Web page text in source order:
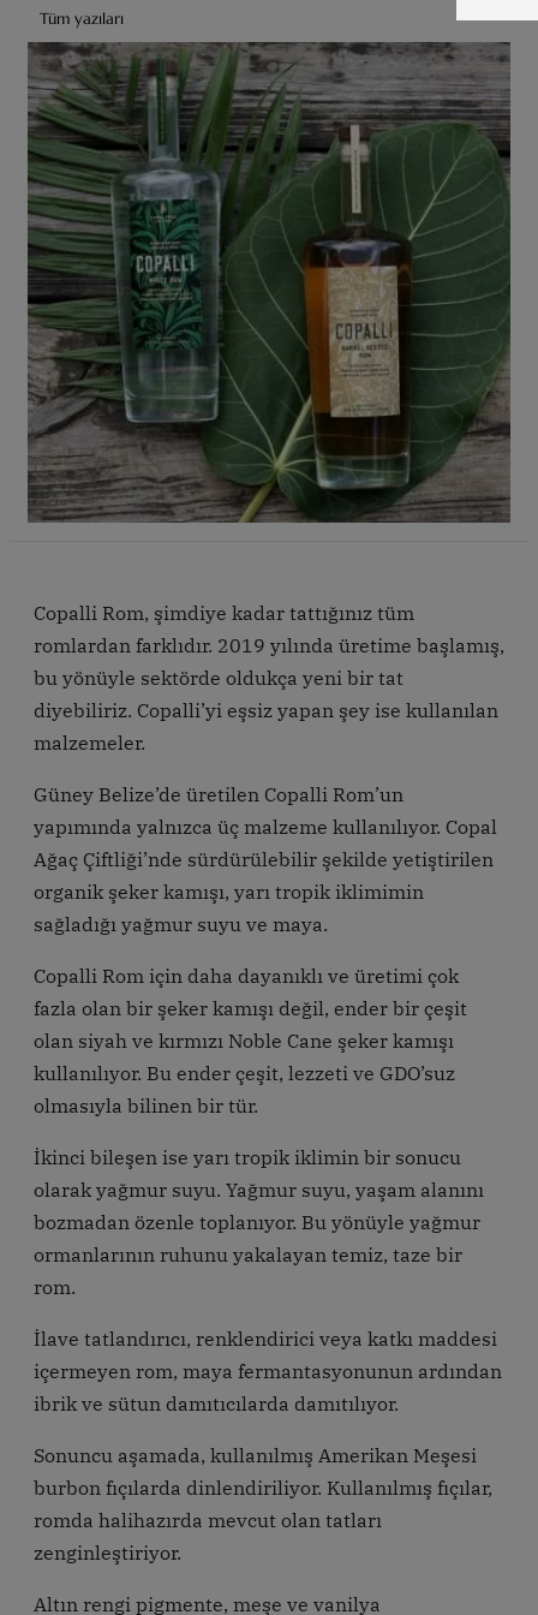
Tüm yazıları
Copalli Rom, şimdiye kadar tattığınız tüm
romlardan farklıdır. 2019 yılında üretime başlamış,
bu yönüyle sektörde oldukça yeni bir tat
diyebiliriz. Copalli’yi eşsiz yapan şey ise kullanılan
malzemeler.
Güney Belize’de üretilen Copalli Rom’un
yapımında yalnızca üç malzeme kullanılıyor. Copal
Ağaç Çiftliği’nde sürdürülebilir şekilde yetiştirilen
organik şeker kamışı, yarı tropik iklimimin
sağladığı yağmur suyu ve maya.
Copalli Rom için daha dayanıklı ve üretimi çok
fazla olan bir şeker kamışı değil, ender bir çeşit
olan siyah ve kırmızı Noble Cane şeker kamışı
kullanılıyor. Bu ender çeşit, lezzeti ve GDO’suz
olmasıyla bilinen bir tür.
İkinci bileşen ise yarı tropik iklimin bir sonucu
olarak yağmur suyu. Yağmur suyu, yaşam alanını
bozmadan özenle toplanıyor. Bu yönüyle yağmur
ormanlarının ruhunu yakalayan temiz, taze bir
rom.
İlave tatlandırıcı, renklendirici veya katkı maddesi
içermeyen rom, maya fermantasyonunun ardından
ibrik ve sütun damıtıcılarda damıtılıyor.
Sonuncu aşamada, kullanılmış Amerikan Meşesi
burbon fıçılarda dinlendiriliyor. Kullanılmış fıçılar,
romda halihazırda mevcut olan tatları
zenginleştiriyor.
Altın rengi pigmente, meşe ve vanilya